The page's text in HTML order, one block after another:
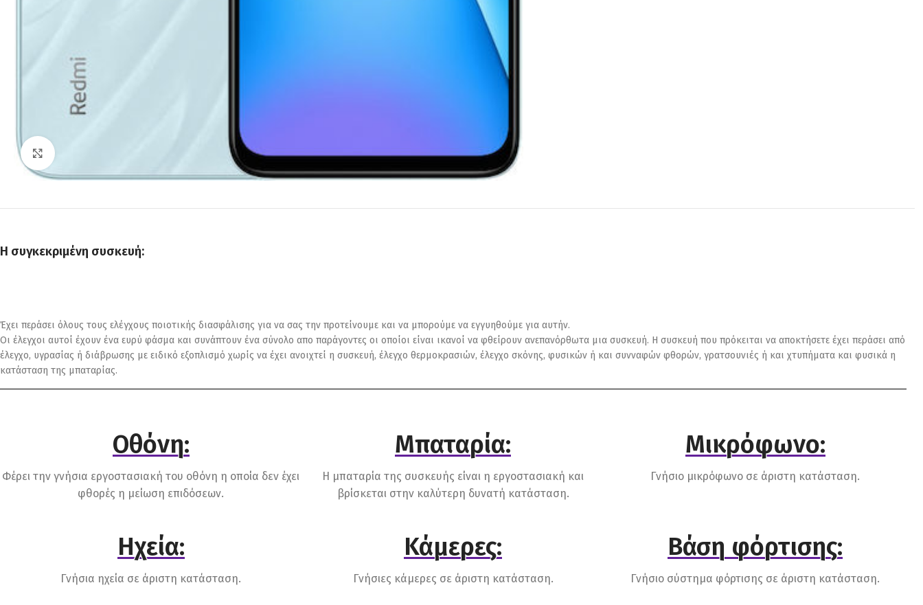
Η συγκεκριμένη συσκευή:
Έχει περάσει όλους τους ελέγχους ποιοτικής διασφάλισης για να σας την προτείνουμε και να μπορούμε να εγγυηθούμε για αυτήν.
Οι έλεγχοι αυτοί έχουν ένα ευρύ φάσμα και συνάπτουν ένα σύνολο απο παράγοντες οι οποίοι είναι ικανοί να φθείρουν ανεπανόρθωτα μια συσκευή. Η συσκευή που πρόκειται να αποκτήσετε έχει περάσει από
έλεγχο, υγρασίας ή διάβρωσης με ειδικό εξοπλισμό χωρίς να έχει ανοιχτεί η συσκευή, έλεγχο θερμοκρασιών, έλεγχο σκόνης, φυσικών ή και συνναφών φθορών, γρατσουνιές ή και χτυπήματα και φυσικά η
κατάσταση της μπαταρίας.
Οθόνη:
Φέρει την γνήσια εργοστασιακή του οθόνη η οποία δεν έχει
φθορές η μείωση επιδόσεων.
Μπαταρία:
Η μπαταρία της συσκευής είναι η εργοστασιακή και
βρίσκεται στην καλύτερη δυνατή κατάσταση.
Μικρόφωνο:
Γνήσιο μικρόφωνο σε άριστη κατάσταση.
Ηχεία:
Γνήσια ηχεία σε άριστη κατάσταση.
Κάμερες:
Γνήσιες κάμερες σε άριστη κατάσταση.
Βάση φόρτισης:
Γνήσιο σύστημα φόρτισης σε άριστη κατάσταση.